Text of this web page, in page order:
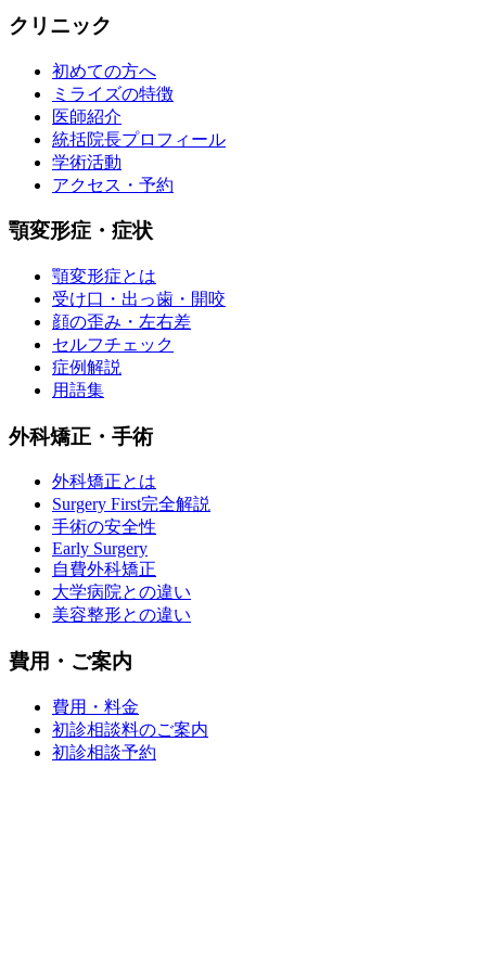
クリニック
初めての方へ
ミライズの特徴
医師紹介
統括院長プロフィール
学術活動
アクセス・予約
顎変形症・症状
顎変形症とは
受け口・出っ歯・開咬
顔の歪み・左右差
セルフチェック
症例解説
用語集
外科矯正・手術
外科矯正とは
Surgery First完全解説
手術の安全性
Early Surgery
自費外科矯正
大学病院との違い
美容整形との違い
費用・ご案内
費用・料金
初診相談料のご案内
初診相談予約